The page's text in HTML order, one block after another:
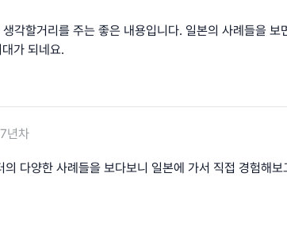
각할거리를 주는 좋은 내용입니다. 일본의 사례들을 보
가 되네요.
년차
다양한 사례들을 보다보니 일본에 가서 직접 경험해